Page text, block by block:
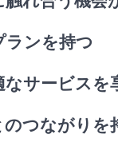
ランを持つ
サービスを
のつながりを